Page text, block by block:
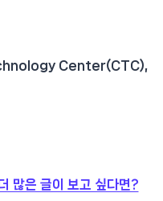
Center(CTC),
많은 글이 보고 싶다면?